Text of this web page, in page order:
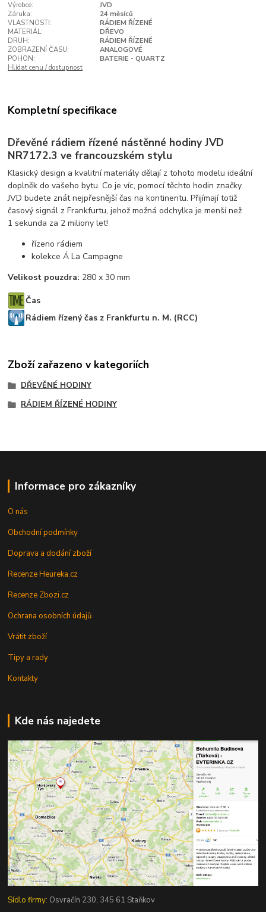
Výrobce:
JVD
Záruka:
24 měsíců
VLASTNOSTI:
RÁDIEM ŘÍZENÉ
MATERIÁL:
DŘEVO
DRUH:
RÁDIEM ŘÍZENÉ
ZOBRAZENÍ ČASU:
ANALOGOVÉ
POHON:
BATERIE - QUARTZ
Hlídat cenu / dostupnost
Kompletní specifikace
Dřevěné rádiem řízené nástěnné hodiny JVD
NR7172.3 ve francouzském stylu
Klasický design a kvalitní materiály dělají z tohoto modelu ideální
doplněk do vašeho bytu. Co je víc, pomocí těchto hodin značky
JVD budete znát nejpřesnější čas na kontinentu. Přijímají totiž
časový signál z Frankfurtu, jehož možná odchylka je menší než
1 sekunda za 2 miliony let!
řízeno rádiem
kolekce Á La Campagne
Velikost pouzdra: 280 x 30 mm
Čas
Rádiem řízený čas z Frankfurtu n. M. (RCC)
Zboží zařazeno v kategoriích
DŘEVĚNÉ HODINY
RÁDIEM ŘÍZENÉ HODINY
Informace pro zákazníky
O nás
Obchodní podmínky
Doprava a dodání zboží
Recenze Heureka.cz
Recenze Zbozi.cz
Ochrana osobních údajů
Vrátit zboží
Tipy a rady
Kontakty
Kde nás najedete
Sídlo firmy: Osvračín 230, 345 61 Staňkov